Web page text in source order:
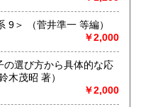
生物学史 : 生命の探究 ＜科学史大系 9＞ （菅井準一 等編）
￥2,000
選び方から具体的な応
で ＜実務書シリーズ 8＞ （鈴木茂昭 著）
￥2,000